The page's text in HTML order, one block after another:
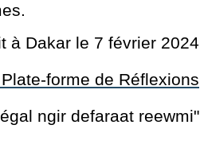
à Dakar le 7 février 2024
forme de Réflexions
ngir defaraat reewmi"